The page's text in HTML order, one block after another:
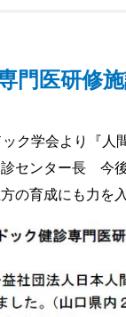
門医研修
ク学会より『人
センター長 今
の育成にも力を